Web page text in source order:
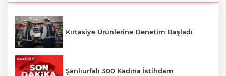
Kırtasiye Ürünlerine Denetim Başladı
Şanlıurfalı 300 Kadına İstihdam